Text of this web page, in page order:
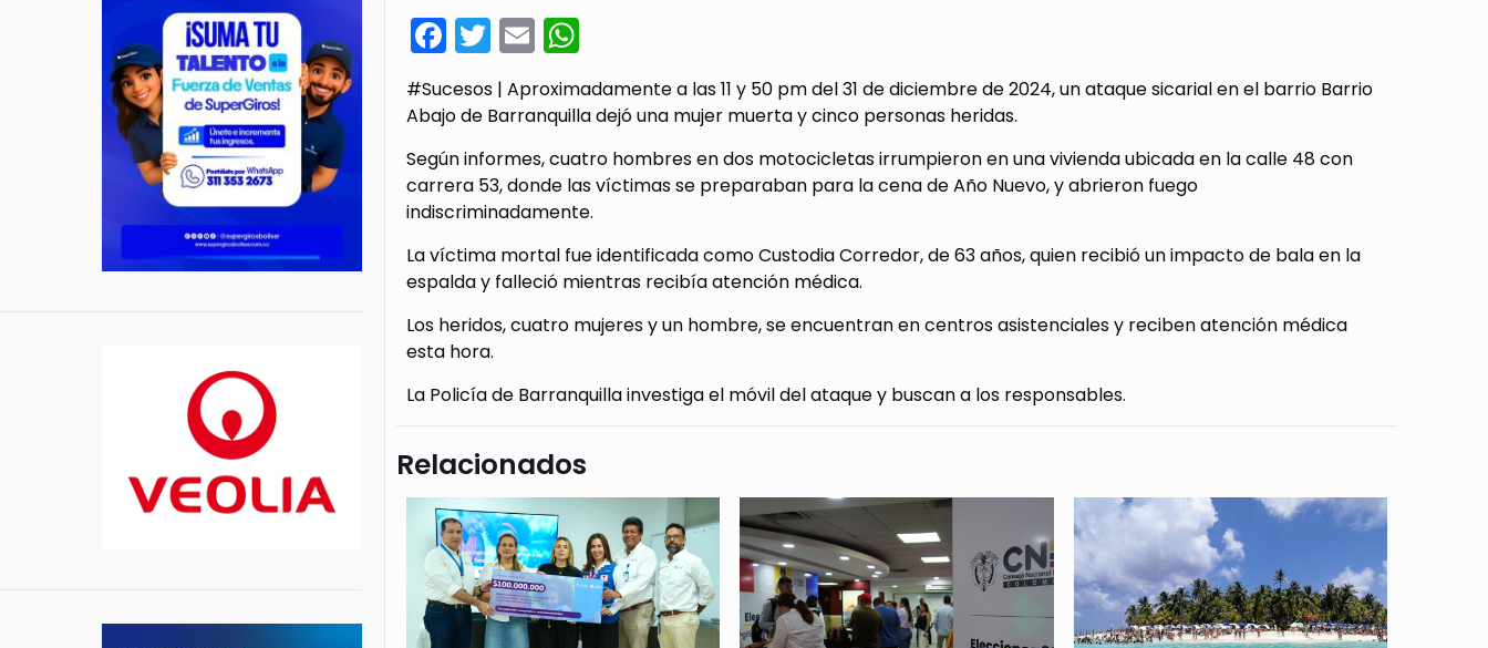
Facebook
Twitter
Email
#Sucesos | Aproximadamente a las 11 y 50 pm del 31 de diciembre de 2024, un ataque sicarial en el barrio Barrio
Abajo de Barranquilla dejó una mujer muerta y cinco personas heridas.
Según informes, cuatro hombres en dos motocicletas irrumpieron en una vivienda ubicada en la calle 48 con
carrera 53, donde las víctimas se preparaban para la cena de Año Nuevo, y abrieron fuego
indiscriminadamente.
La víctima mortal fue identificada como Custodia Corredor, de 63 años, quien recibió un impacto de bala en la
espalda y falleció mientras recibía atención médica.
Los heridos, cuatro mujeres y un hombre, se encuentran en centros asistenciales y reciben atención médica
esta hora.
La Policía de Barranquilla investiga el móvil del ataque y buscan a los responsables.
Relacionados